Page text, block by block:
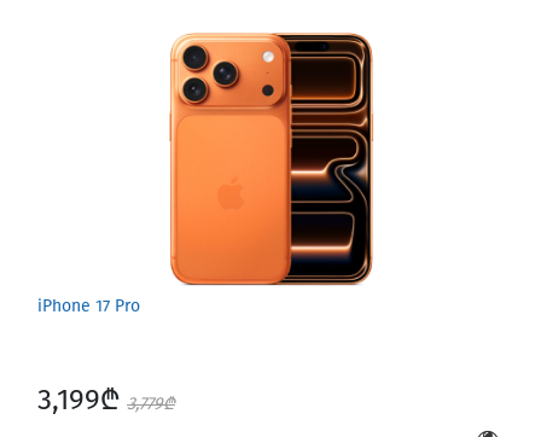
iPhone 17 Pro
3,199₾ 3,779₾